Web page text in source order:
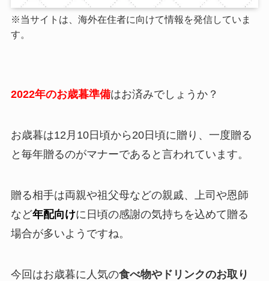
※当サイトは、海外在住者に向けて情報を発信していま
す。
2022年のお歳暮準備はお済みでしょうか？
お歳暮は12月10日頃から20日頃に贈り、一度贈る
と毎年贈るのがマナーであると言われています。
贈る相手は両親や祖父母などの親戚、上司や恩師
など年配向けに日頃の感謝の気持ちを込めて贈る
場合が多いようですね。
今回はお歳暮に人気の食べ物やドリンクのお取り